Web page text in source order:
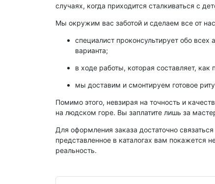
случаях, когда приходится сталкиваться с
Мы окружим вас заботой и сделаем все от
специалист проконсультирует обо
варианта;
в ходе работы, которая составляет,
мы доставим и смонтируем готовое
Помимо этого, невзирая на точность и
на людском горе. Вы заплатите лишь за
Для оформления заказа достаточно
представленное в каталогах вам покажется
реальность.